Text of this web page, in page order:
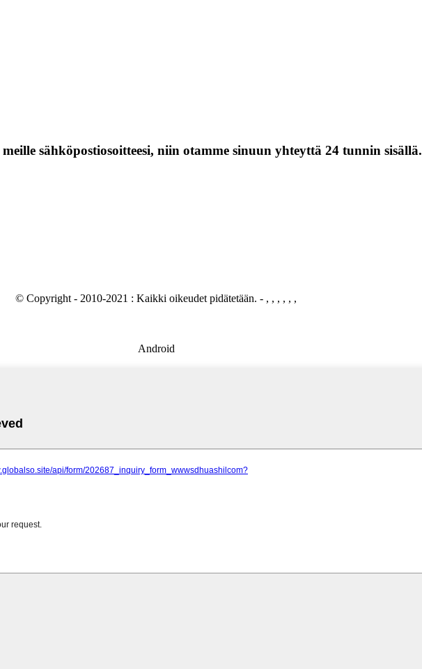
sähköpostiosoitteesi, niin otamme sinuun yhteyttä 24 tunnin sisällä.
© Copyright - 2010-2021 : Kaikki oikeudet pidätetään. - , , , , , ,
Android